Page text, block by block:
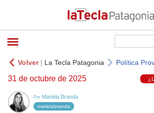
Volver| La Tecla Patagonia Política
31 de octubre de 2025
Por Mariela Branda
marielabranda